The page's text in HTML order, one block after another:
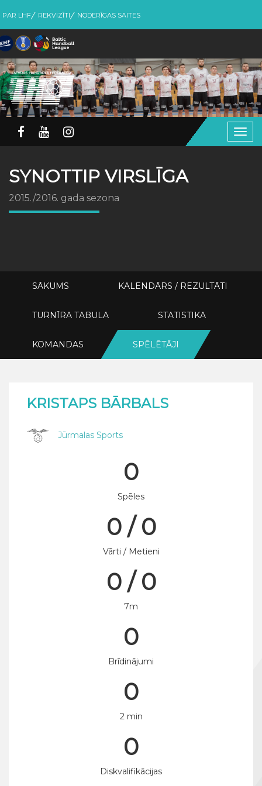
PAR LHF REKVIZĪTI NODERĪGAS SAITES
SYNOTTIP VIRSLĪGA
2015./2016. gada sezona
SĀKUMS KALENDĀRS / REZULTĀTI
TURNĪRA TABULA STATISTIKA
KOMANDAS SPĒLĒTĀJI
KRISTAPS BĀRBALS
Jūrmalas Sports
0
Spēles
0 / 0
Vārti / Metieni
0 / 0
7m
0
Brīdinājumi
0
2 min
0
Diskvalifikācijas